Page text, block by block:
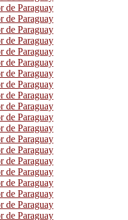
de Paraguay
de Paraguay
de Paraguay
de Paraguay
de Paraguay
de Paraguay
de Paraguay
de Paraguay
de Paraguay
de Paraguay
de Paraguay
de Paraguay
de Paraguay
de Paraguay
de Paraguay
de Paraguay
de Paraguay
de Paraguay
de Paraguay
de Paraguay